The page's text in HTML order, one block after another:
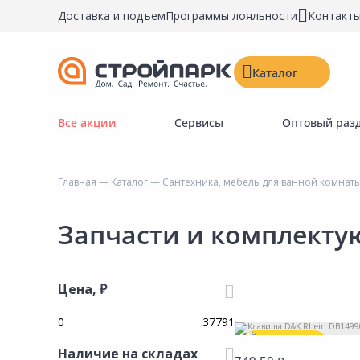
Доставка и подъемПрограммы лояльности Контакты
Каталог
Строительные материалы
Инструменты и крепёж
Керамическая плитка
Все акции Сервисы Оптовый
Главная — Каталог— Сантехника, мебель для ванной комнаты
Запчасти и
Цена, ₽
Наличие на складах